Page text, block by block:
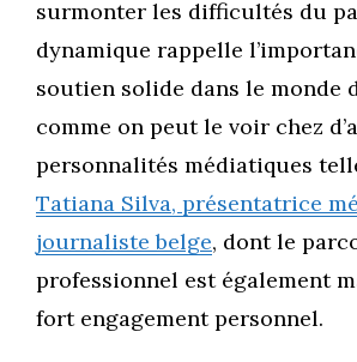
surmonter les difficultés du
dynamique rappelle
soutien solide dans le monde
comme on peut le voir chez
personnalités médiatiques
Tatiana Silva, présentatrice
journaliste belge, dont le
professionnel est également
fort engagement personnel.